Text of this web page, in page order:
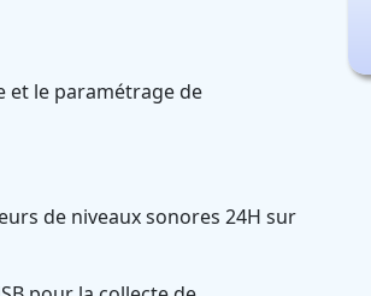
et le paramétrage de
de niveaux sonores 24H sur